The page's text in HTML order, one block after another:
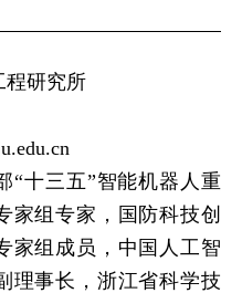
程研究所
“十三五”智能机器人重
家组专家，国防科技创
家组成员，中国人工智
理事长，浙江省科学技